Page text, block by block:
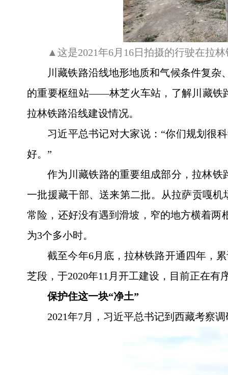
▲这是2021年6月16日拍摄的行驶在拉
川藏铁路沿线地形地质和气候条件复
的重要枢纽站——林芝火车站，了解川藏铁
拉林铁路沿线建设情况。
习近平总书记对大家说：“你们规划很
好。”
作为川藏铁路的重要组成部分，拉林铁
一批援藏干部、送来第二批。从拉萨贡嘎
常险，还好没有遇到滑坡，窄的地方横着两
为3个多小时。
截至今年6月底，拉林铁路开通四年，
芝段，于2020年11月开工建设，目前正在有
保护住这一块“净土”
2021年7月，习近平总书记到西藏考察